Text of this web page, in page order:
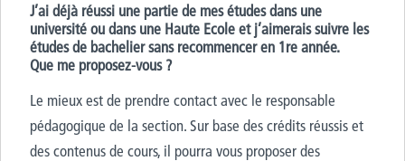
J’ai déjà réussi une partie de mes études dans une
université ou dans une Haute Ecole et j’aimerais suivre les
études de bachelier sans recommencer en 1re année.
Que me proposez-vous ?
Le mieux est de prendre contact avec le responsable
pédagogique de la section. Sur base des crédits réussis et
des contenus de cours, il pourra vous proposer des